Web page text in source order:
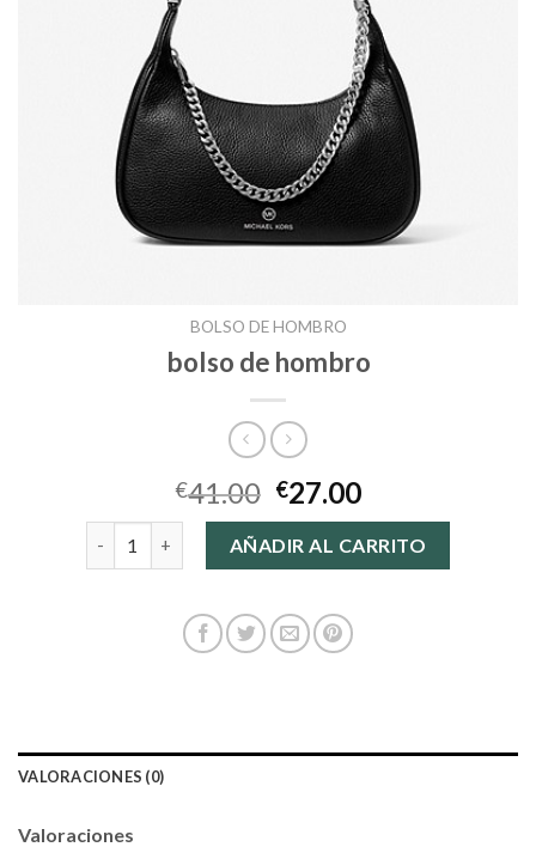
BOLSO DE HOMBRO
bolso de hombro
€41.00 €27.00
bolso de hombro cantidadAÑADIR AL CARRITO
VALORACIONES (0)
Valoraciones